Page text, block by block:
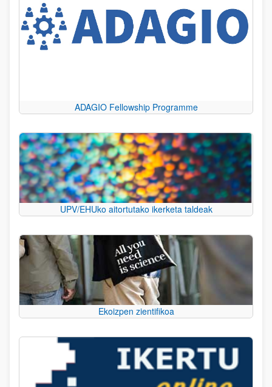
ADAGIO Fellowship Programme
UPV/EHUko aitortutako ikerketa taldeak
Ekoizpen zientifikoa